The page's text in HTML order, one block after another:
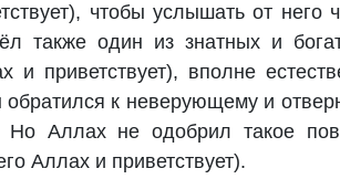
чтобы услышать от него
также один из знатных и
приветствует), вполне
к неверующему и
Аллах не одобрил такое
Аллах и приветствует).